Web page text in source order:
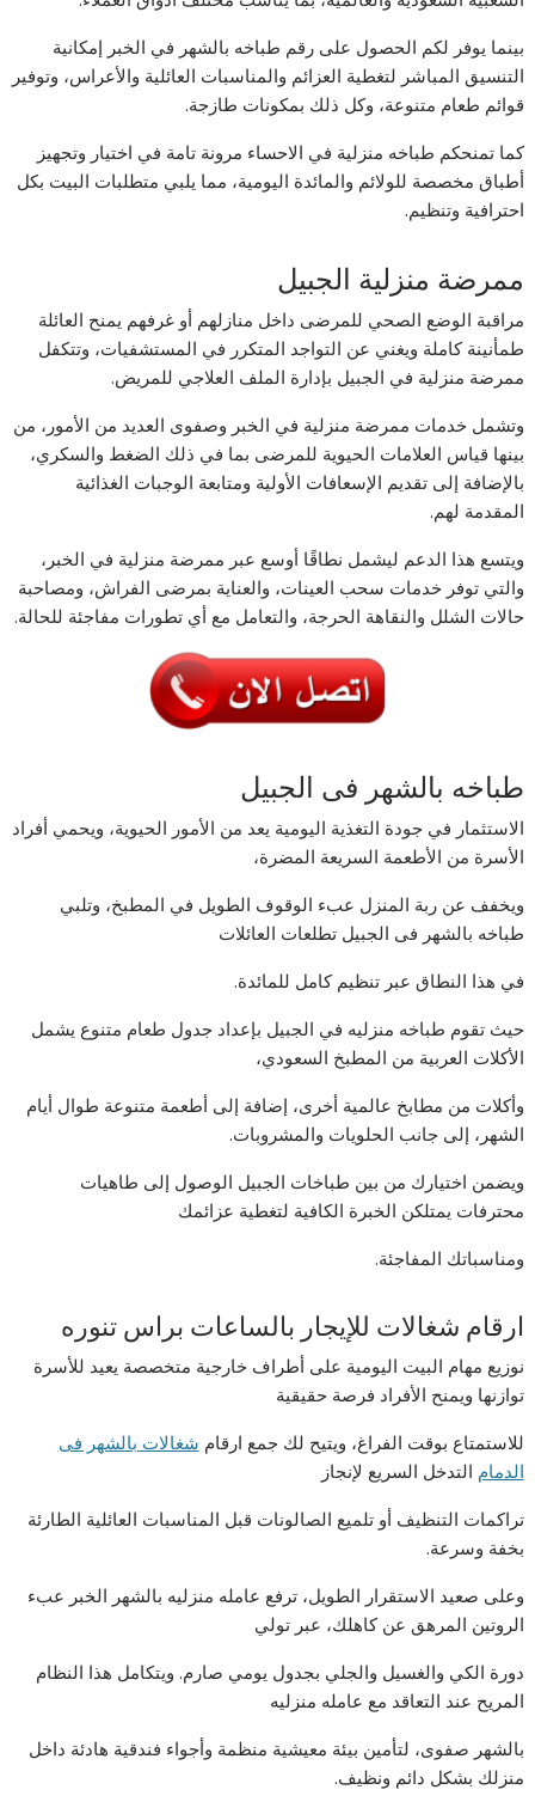
بينما يوفر لكم الحصول على رقم طباخه بالشهر في الخبر إمكانية
التنسيق المباشر لتغطية العزائم والمناسبات العائلية والأعراس، وتوفير
قوائم طعام متنوعة، وكل ذلك بمكونات طازجة.
كما تمنحكم طباخه منزلية في الاحساء مرونة تامة في اختيار وتجهيز
أطباق مخصصة للولائم والمائدة اليومية، مما يلبي متطلبات البيت بكل
احترافية وتنظيم.
ممرضة منزلية الجبيل
مراقبة الوضع الصحي للمرضى داخل منازلهم أو غرفهم يمنح العائلة
طمأنينة كاملة ويغني عن التواجد المتكرر في المستشفيات، وتتكفل
ممرضة منزلية في الجبيل بإدارة الملف العلاجي للمريض.
وتشمل خدمات ممرضة منزلية في الخبر وصفوى العديد من الأمور، من
بينها قياس العلامات الحيوية للمرضى بما في ذلك الضغط والسكري،
بالإضافة إلى تقديم الإسعافات الأولية ومتابعة الوجبات الغذائية
المقدمة لهم.
ويتسع هذا الدعم ليشمل نطاقًا أوسع عبر ممرضة منزلية في الخبر،
والتي توفر خدمات سحب العينات، والعناية بمرضى الفراش، ومصاحبة
حالات الشلل والنقاهة الحرجة، والتعامل مع أي تطورات مفاجئة للحالة.
طباخه بالشهر فى الجبيل
الاستثمار في جودة التغذية اليومية يعد من الأمور الحيوية، ويحمي أفراد
الأسرة من الأطعمة السريعة المضرة،
ويخفف عن ربة المنزل عبء الوقوف الطويل في المطبخ، وتلبي
طباخه بالشهر فى الجبيل تطلعات العائلات
في هذا النطاق عبر تنظيم كامل للمائدة.
حيث تقوم طباخه منزليه في الجبيل بإعداد جدول طعام متنوع يشمل
الأكلات العربية من المطبخ السعودي،
وأكلات من مطابخ عالمية أخرى، إضافة إلى أطعمة متنوعة طوال أيام
الشهر، إلى جانب الحلويات والمشروبات.
ويضمن اختيارك من بين طباخات الجبيل الوصول إلى طاهيات
محترفات يمتلكن الخبرة الكافية لتغطية عزائمك
ومناسباتك المفاجئة.
ارقام شغالات للإيجار بالساعات براس تنوره
نوزيع مهام البيت اليومية على أطراف خارجية متخصصة يعيد للأسرة
توازنها ويمنح الأفراد فرصة حقيقية
للاستمتاع بوقت الفراغ، ويتيح لك جمع ارقام شغالات بالشهر فى
الدمام التدخل السريع لإنجاز
تراكمات التنظيف أو تلميع الصالونات قبل المناسبات العائلية الطارئة
بخفة وسرعة.
وعلى صعيد الاستقرار الطويل، ترفع عامله منزليه بالشهر الخبر عبء
الروتين المرهق عن كاهلك، عبر تولي
دورة الكي والغسيل والجلي بجدول يومي صارم. ويتكامل هذا النظام
المريح عند التعاقد مع عامله منزليه
بالشهر صفوى، لتأمين بيئة معيشية منظمة وأجواء فندقية هادئة داخل
منزلك بشكل دائم ونظيف.